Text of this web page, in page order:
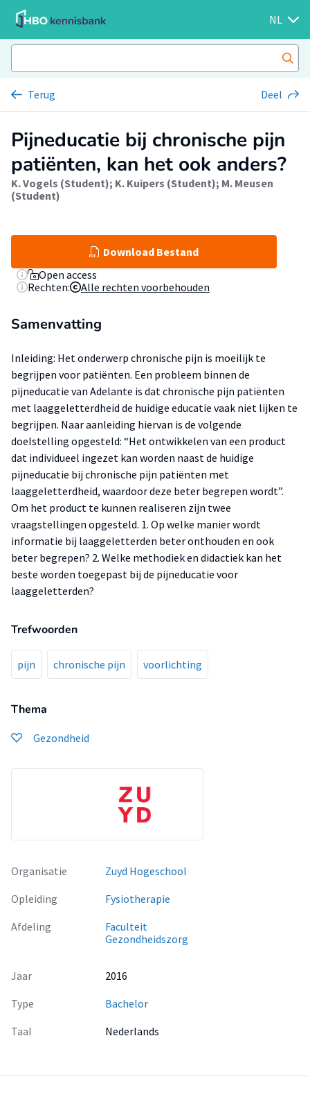
NL
Terug Deel
Pijneducatie bij chronische pijn
patiënten, kan het ook anders?
K. Vogels (Student); K. Kuipers (Student); M. Meusen
(Student)
Download Bestand
Open access
Rechten:
Alle rechten voorbehouden
Samenvatting
Inleiding: Het onderwerp chronische pijn is moeilijk te
begrijpen voor patiënten. Een probleem binnen de
pijneducatie van Adelante is dat chronische pijn patiënten
met laaggeletterdheid de huidige educatie vaak niet lijken te
begrijpen. Naar aanleiding hiervan is de volgende
doelstelling opgesteld: “Het ontwikkelen van een product
dat individueel ingezet kan worden naast de huidige
pijneducatie bij chronische pijn patiënten met
laaggeletterdheid, waardoor deze beter begrepen wordt”.
Om het product te kunnen realiseren zijn twee
vraagstellingen opgesteld. 1. Op welke manier wordt
informatie bij laaggeletterden beter onthouden en ook
beter begrepen? 2. Welke methodiek en didactiek kan het
beste worden toegepast bij de pijneducatie voor
laaggeletterden?
Trefwoorden
pijn chronische pijn voorlichting
Thema
Gezondheid
Organisatie
Zuyd Hogeschool
Opleiding
Fysiotherapie
Afdeling
Faculteit
Gezondheidszorg
Jaar
2016
Type
Bachelor
Taal
Nederlands